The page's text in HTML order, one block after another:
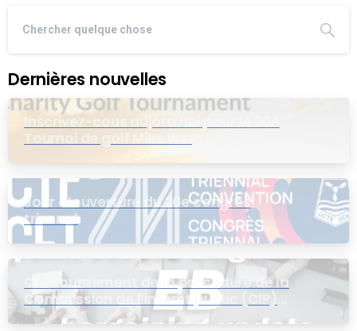
Dernières nouvelles
Inscrivez-cous aujord’hui pour le 20e
Tournoi de golf Mike Wing
Jour d’ouverture du 20e congrès
triennal
Contournement de la procédure de la
Commission de l’intérêt public (CIP)
pour le groupe EB